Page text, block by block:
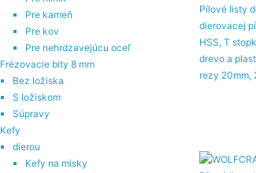
Pre kameň
Pre kov
Pre nehrdzavejúcu oceľ
Frézovacie bity 8 mm
Bez ložiska
S ložiskom
Súpravy
Kefy
dierou
Kefy na misky